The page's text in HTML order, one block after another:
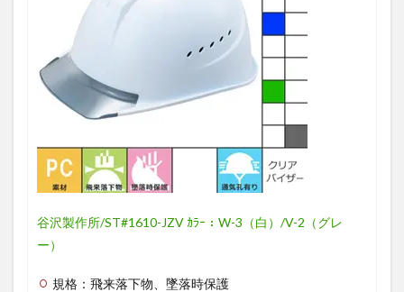
谷沢製作所/ST#1610-JZV ｶﾗｰ：W-3（白）/V-2（グレ
ー）
規格：飛来落下物、墜落時保護